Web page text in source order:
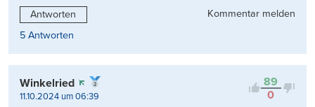
Antworten
Kommentar melden
5 Antworten
89
0
Winkelried
11.10.2024 um 06:39